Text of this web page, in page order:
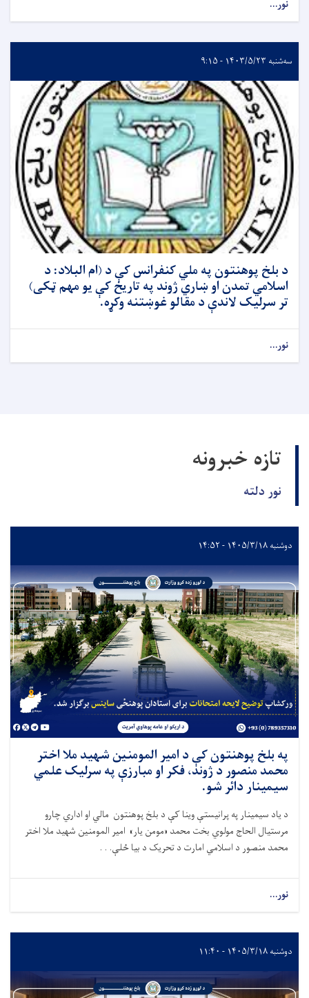
نور...
سه‌شنبه ۱۴۰۳/۵/۲۳ - ۹:۱۵
د بلخ پوهنتون په ملي کنفرانس کې د (ام البلاد: د
اسلامي تمدن او ښاري ژوند په تاریخ کې یو مهم ټکی)
تر سرلیک لاندې د مقالو غوښتنه وکړه.
نور...
تازه خبرونه
نور دلته
دوشنبه ۱۴۰۵/۳/۱۸ - ۱۴:۵۲
په بلخ پوهنتون کې د امير المومنين شهيد ملا اختر
محمد منصور د ژوند، فکر او مبارزې په سرليک علمي
سیمینار دائر شو.
د ياد سیمینار په پرانیستې وينا کې د بلخ پوهنتون مالي او اداري چارو
مرستیال الحاج مولوي بخت محمد «مومن يار» امير المومنين شهيد ملا اختر
محمد منصور د اسلامي امارت د تحریک د بیا ځلې. . .
نور...
دوشنبه ۱۴۰۵/۳/۱۸ - ۱۱:۴۰